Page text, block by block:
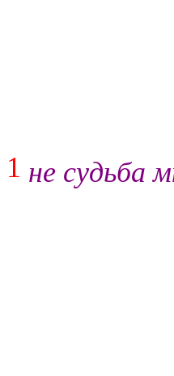
1 не судьба